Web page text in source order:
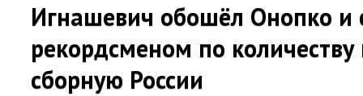
Игнашевич обошёл Онопко и
рекордсменом по количеству
сборную России